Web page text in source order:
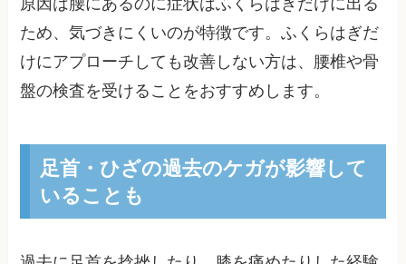
原因は腰にあるのに症状はふくらはぎだけに出る
ため、気づきにくいのが特徴です。ふくらはぎだ
けにアプローチしても改善しない方は、腰椎や骨
盤の検査を受けることをおすすめします。
足首・ひざの過去のケガが影響して
いることも